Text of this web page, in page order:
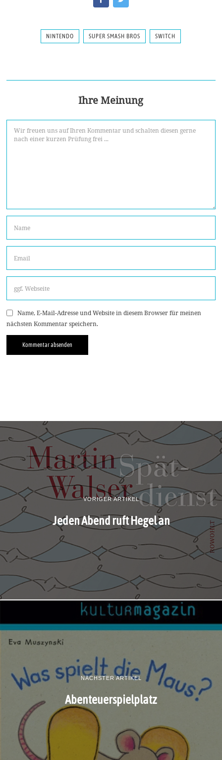
NINTENDO SUPER SMASH BROS SWITCH
Ihre Meinung
Name, E-Mail-Adresse und Website in diesem Browser für meinen
nächsten Kommentar speichern.
VORIGER ARTIKEL
Jeden Abend ruft Hegel an
NÄCHSTER ARTIKEL
Abenteuerspielplatz